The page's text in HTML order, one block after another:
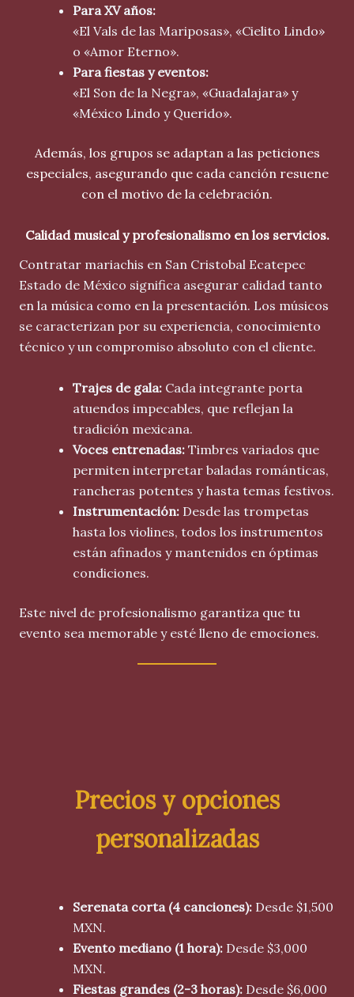
Para XV años:
«El Vals de las Mariposas», «Cielito Lindo»
o «Amor Eterno».
Para fiestas y eventos:
«El Son de la Negra», «Guadalajara» y
«México Lindo y Querido».
Además, los grupos se adaptan a las peticiones
especiales, asegurando que cada canción resuene
con el motivo de la celebración.
Calidad musical y profesionalismo en los servicios.
Contratar mariachis en San Cristobal Ecatepec
Estado de México significa asegurar calidad tanto
en la música como en la presentación. Los músicos
se caracterizan por su experiencia, conocimiento
técnico y un compromiso absoluto con el cliente.
Trajes de gala: Cada integrante porta
atuendos impecables, que reflejan la
tradición mexicana.
Voces entrenadas: Timbres variados que
permiten interpretar baladas románticas,
rancheras potentes y hasta temas festivos.
Instrumentación: Desde las trompetas
hasta los violines, todos los instrumentos
están afinados y mantenidos en óptimas
condiciones.
Este nivel de profesionalismo garantiza que tu
evento sea memorable y esté lleno de emociones.
Precios y opciones
personalizadas
Serenata corta (4 canciones): Desde $1,500
MXN.
Evento mediano (1 hora): Desde $3,000
MXN.
Fiestas grandes (2-3 horas): Desde $6,000